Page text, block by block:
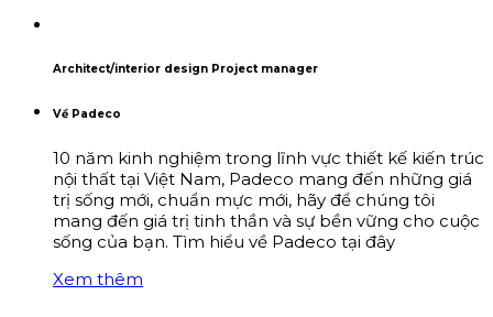
Architect/interior design Project manager
Về Padeco
10 năm kinh nghiệm trong lĩnh vực thiết kế kiến trúc
nội thất tại Việt Nam, Padeco mang đến những giá
trị sống mới, chuẩn mực mới, hãy để chúng tôi
mang đến giá trị tinh thần và sự bền vững cho cuộc
sống của bạn. Tìm hiểu về Padeco tại đây
Xem thêm